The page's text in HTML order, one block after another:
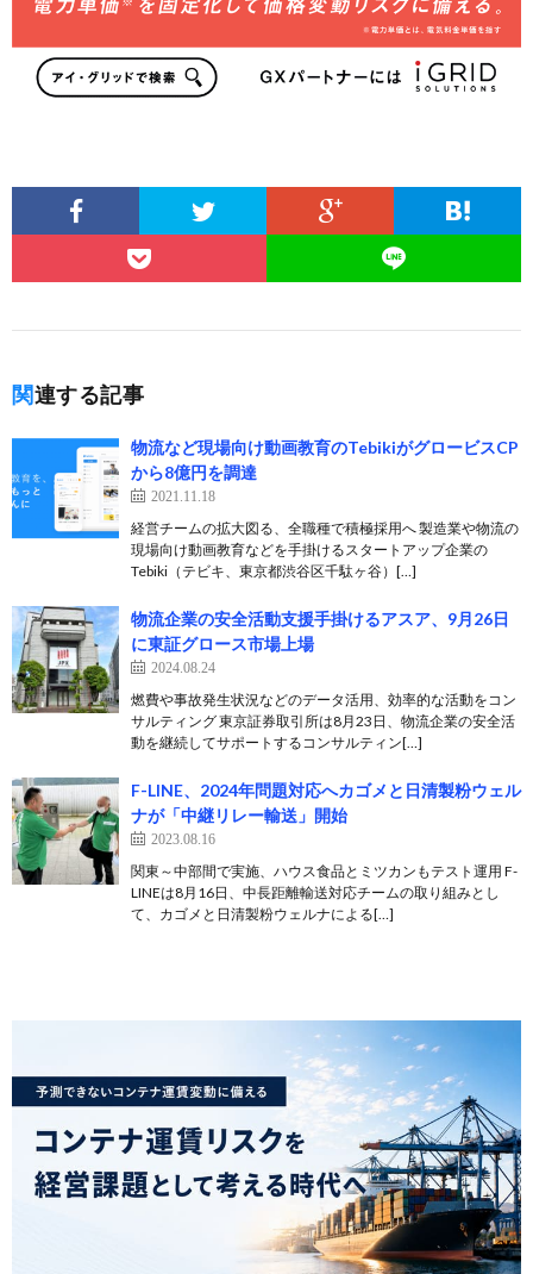
関連する記事
物流など現場向け動画教育のTebikiがグロービスCP
から8億円を調達
2021.11.18
経営チームの拡大図る、全職種で積極採用へ 製造業や物流の
現場向け動画教育などを手掛けるスタートアップ企業の
Tebiki（テビキ、東京都渋谷区千駄ヶ谷）[…]
物流企業の安全活動支援手掛けるアスア、9月26日
に東証グロース市場上場
2024.08.24
燃費や事故発生状況などのデータ活用、効率的な活動をコン
サルティング 東京証券取引所は8月23日、物流企業の安全活
動を継続してサポートするコンサルティン[…]
F-LINE、2024年問題対応へカゴメと日清製粉ウェル
ナが「中継リレー輸送」開始
2023.08.16
関東～中部間で実施、ハウス食品とミツカンもテスト運用 F-
LINEは8月16日、中長距離輸送対応チームの取り組みとし
て、カゴメと日清製粉ウェルナによる[…]